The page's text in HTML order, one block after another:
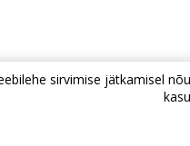
sirvimise jätkamisel